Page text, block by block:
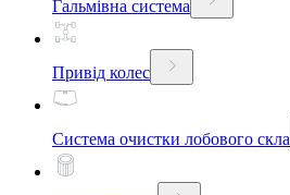
Гальмівна система
Привід колес
Система очистки лобового скла